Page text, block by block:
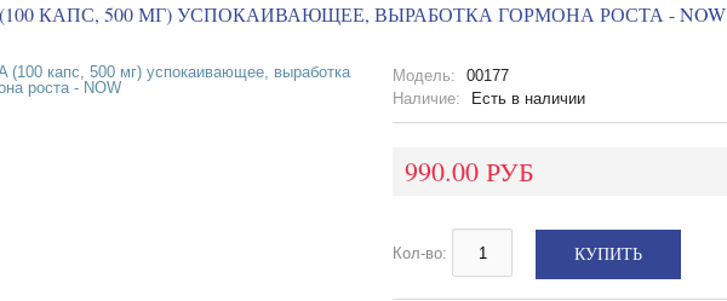
(100 КАПС, 500 МГ) УСПОКАИВАЮЩЕЕ, ВЫРАБОТКА ГОРМОНА РОСТА - NOW
Модель:
00177
Наличие:
Есть в наличии
990.00 РУБ
Кол-во: